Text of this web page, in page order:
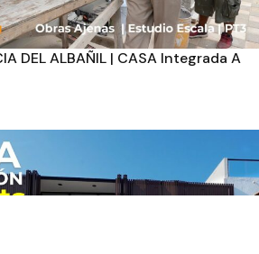
DEL ALBAÑIL | CASA Integrada A